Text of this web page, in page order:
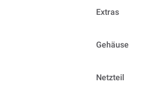
Extras
Gehäuse
Netzteil